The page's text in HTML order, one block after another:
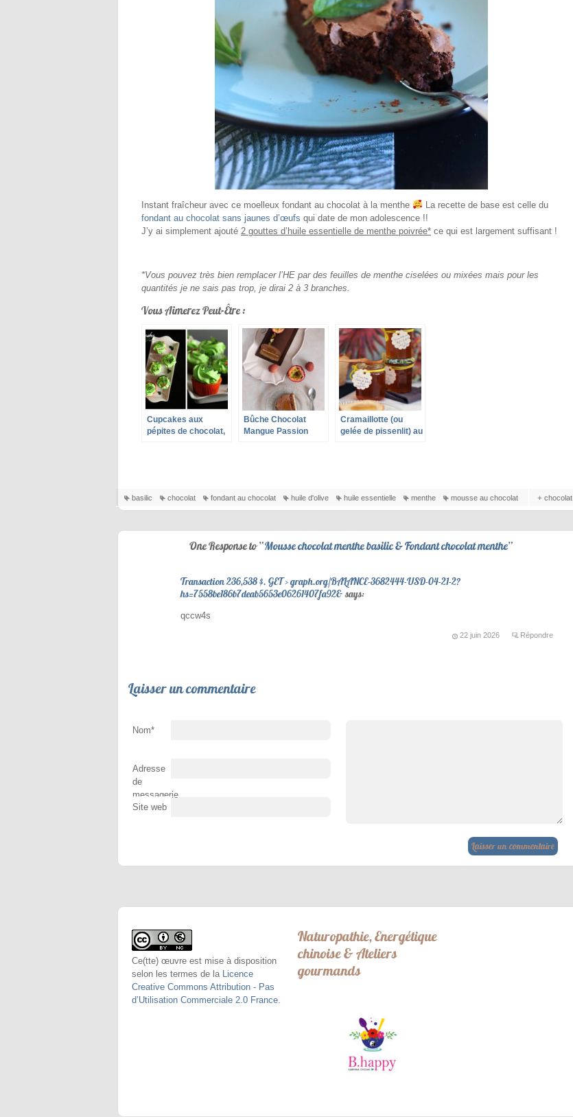
Instant fraîcheur avec ce moelleux fondant au chocolat à la menthe
La recette de base est celle du
fondant au chocolat sans jaunes d’œufs qui date de mon adolescence !!
J’y ai simplement ajouté 2 gouttes d’huile essentielle de menthe poivrée* ce qui est largement suffisant !
*Vous pouvez très bien remplacer l’HE par des feuilles de menthe ciselées ou mixées mais pour les
quantités je ne sais pas trop, je dirai 2 à 3 branches.
Vous Aimerez Peut-Être :
Cupcakes aux
pépites de chocolat,
Bûche Chocolat
Mangue Passion
Cramaillotte (ou
gelée de pissenlit) au
basilic chocolat fondant au chocolat huile d'olive huile essentielle menthe mousse au chocolat chocolat
One Response to “Mousse chocolat menthe basilic & Fondant chocolat menthe”
Transaction 236,538 $. GET > graph.org/BALANCE-3682444-USD-04-21-2?
hs=7558be186b7deab5653e06261407fa92& says:
qccw4s
22 juin 2026 Répondre
Laisser un commentaire
Nom*
Adresse
de
messagerie
*
Site web
Ce(tte) œuvre est mise à disposition
selon les termes de la Licence
Creative Commons Attribution - Pas
d’Utilisation Commerciale 2.0 France.
Naturopathie, Energétique
chinoise & Ateliers
gourmands